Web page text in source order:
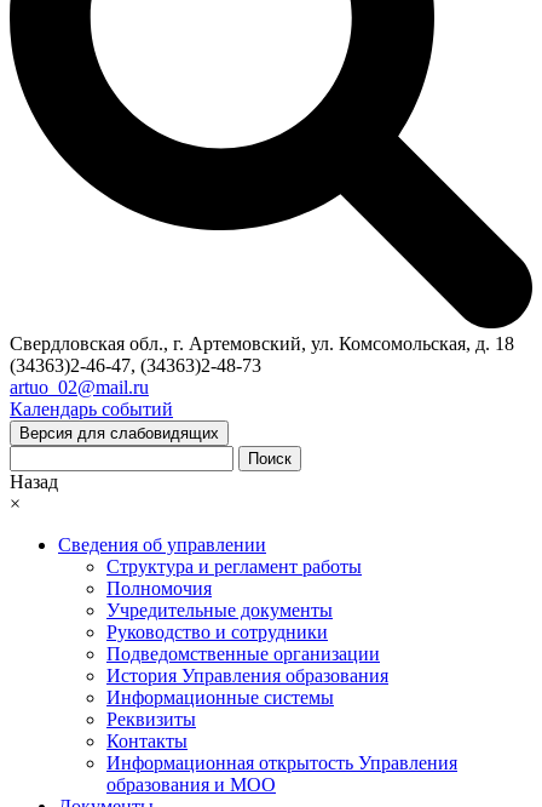
Свердловская обл., г. Артемовский, ул. Комсомольская, д. 18
(34363)2-46-47, (34363)2-48-73
artuo_02@mail.ru
Календарь событий
Версия для слабовидящих
Поиск
Назад
×
Сведения об управлении
Структура и регламент работы
Полномочия
Учредительные документы
Руководство и сотрудники
Подведомственные организации
История Управления образования
Информационные системы
Реквизиты
Контакты
Информационная открытость Управления
образования и МОО